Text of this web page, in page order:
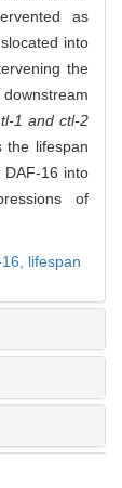
as
into
the
1 and ctl-2
the lifespan
DAF-16 into
of
lifespan